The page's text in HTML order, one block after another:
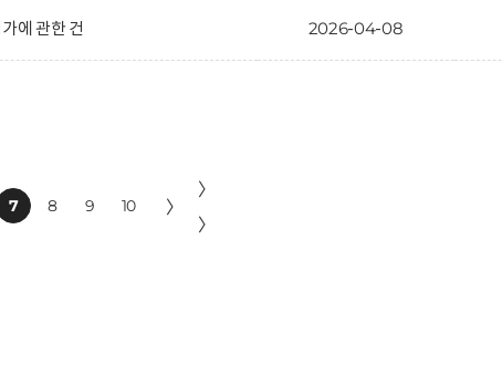
에 관한 건 2026-04-08
7 8 9 10 〉
〉
〉